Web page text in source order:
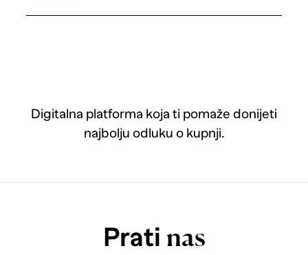
Digitalna platforma koja ti pomaže donijeti
najbolju odluku o kupnji.
Prati nas